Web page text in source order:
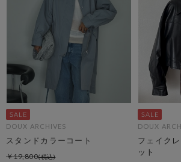
DOUX ARCHIVES
スタンドカラーコート
￥19,800
DOUX
フェイク
ット